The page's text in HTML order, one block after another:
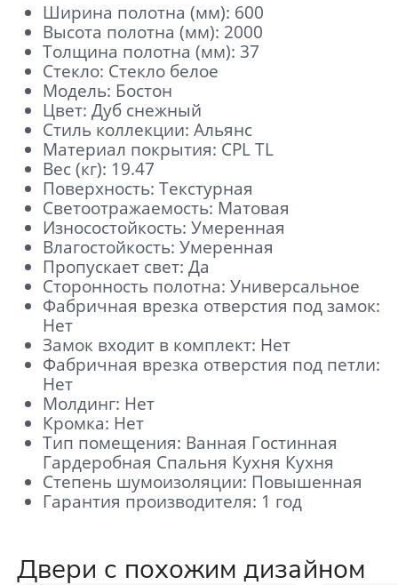
Ширина полотна (мм): 600
Высота полотна (мм): 2000
Толщина полотна (мм): 37
Стекло: Стекло белое
Модель: Бостон
Цвет: Дуб снежный
Стиль коллекции: Альянс
Материал покрытия: CPL TL
Вес (кг): 19.47
Поверхность: Текстурная
Светоотражаемость: Матовая
Износостойкость: Умеренная
Влагостойкость: Умеренная
Пропускает свет: Да
Сторонность полотна: Универсальное
Фабричная врезка отверстия под замок:
Нет
Замок входит в комплект: Нет
Фабричная врезка отверстия под петли:
Нет
Молдинг: Нет
Кромка: Нет
Тип помещения: Ванная Гостинная
Гардеробная Спальня Кухня Кухня
Степень шумоизоляции: Повышенная
Гарантия производителя: 1 год
Двери с похожим дизайном
Отправить
Нажимая кнопку «Отправить», Вы